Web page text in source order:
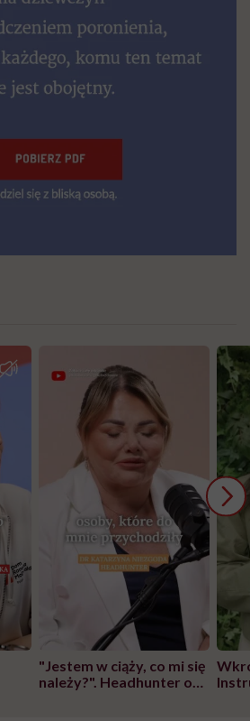
"Jestem w ciąży, co mi się
należy?". Headhunter o